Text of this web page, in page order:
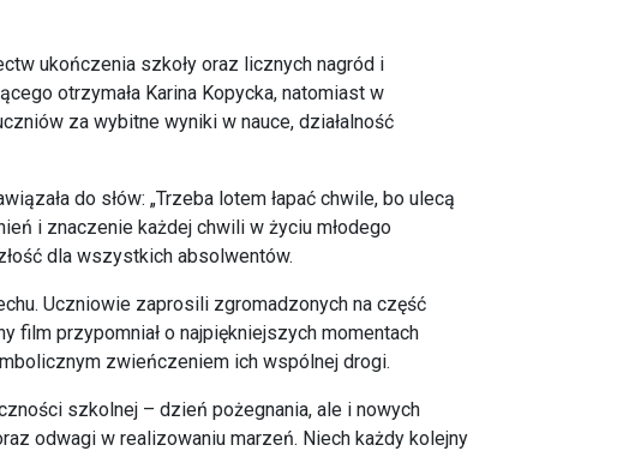
ukończenia szkoły oraz licznych nagród i
otrzymała Karina Kopycka, natomiast w
za wybitne wyniki w nauce, działalność
do słów: „Trzeba lotem łapać chwile, bo ulecą
i znaczenie każdej chwili w życiu młodego
dla wszystkich absolwentów.
Uczniowie zaprosili zgromadzonych na część
film przypomniał o najpiękniejszych momentach
zwieńczeniem ich wspólnej drogi.
szkolnej – dzień pożegnania, ale i nowych
odwagi w realizowaniu marzeń. Niech każdy kolejny